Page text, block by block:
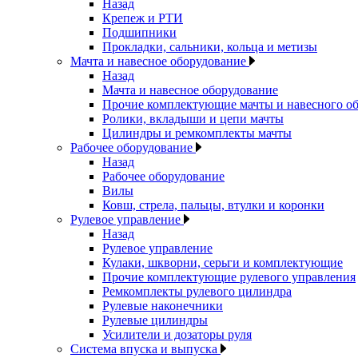
Назад
Крепеж и РТИ
Подшипники
Прокладки, сальники, кольца и метизы
Мачта и навесное оборудование
Назад
Мачта и навесное оборудование
Прочие комплектующие мачты и навесного
Ролики, вкладыши и цепи мачты
Цилиндры и ремкомплекты мачты
Рабочее оборудование
Назад
Рабочее оборудование
Вилы
Ковш, стрела, пальцы, втулки и коронки
Рулевое управление
Назад
Рулевое управление
Кулаки, шкворни, серьги и комплектующие
Прочие комплектующие рулевого управления
Ремкомплекты рулевого цилиндра
Рулевые наконечники
Рулевые цилиндры
Усилители и дозаторы руля
Система впуска и выпуска